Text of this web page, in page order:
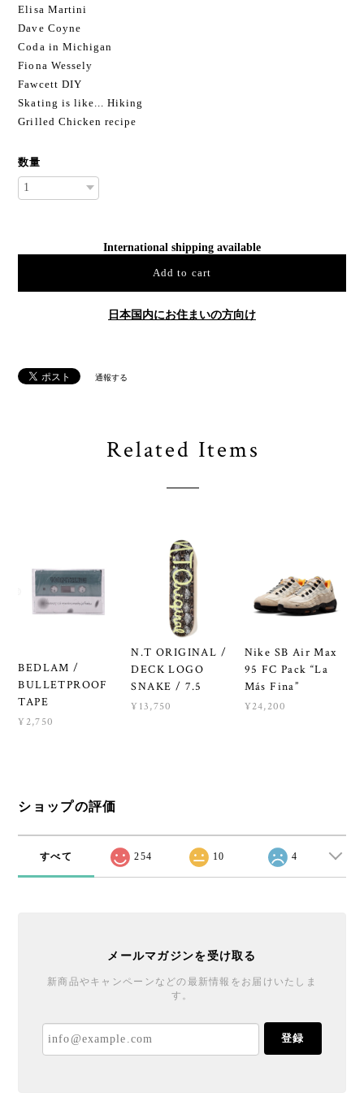
Elisa Martini
Dave Coyne
Coda in Michigan
Fiona Wessely
Fawcett DIY
Skating is like... Hiking
Grilled Chicken recipe
数量
International shipping available
Add to cart
日本国内にお住まいの方向け
通報する
Related Items
BEDLAM /
BULLETPROOF
TAPE
¥2,750
N.T ORIGINAL /
DECK LOGO
SNAKE / 7.5
¥13,750
Nike SB Air Max
95 FC Pack “La
Más Fina”
¥24,200
ショップの評価
すべて 254 10 4
メールマガジンを受け取る
新商品やキャンペーンなどの最新情報をお届けいたしま
す。
登録